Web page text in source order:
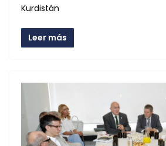
Kurdistán
Leer más